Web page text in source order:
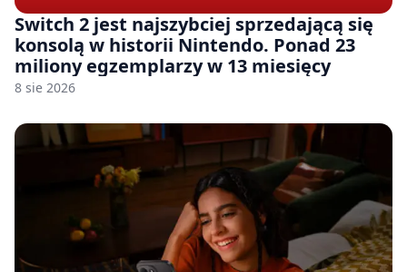
Switch 2 jest najszybciej sprzedającą się
konsolą w historii Nintendo. Ponad 23
miliony egzemplarzy w 13 miesięcy
8 sie 2026